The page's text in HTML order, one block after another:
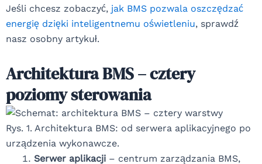
Jeśli chcesz zobaczyć, jak BMS pozwala oszczędzać
energię dzięki inteligentnemu oświetleniu, sprawdź
nasz osobny artykuł.
Architektura BMS – cztery
poziomy sterowania
Rys. 1. Architektura BMS: od serwera aplikacyjnego po
urządzenia wykonawcze.
Serwer aplikacji – centrum zarządzania BMS,